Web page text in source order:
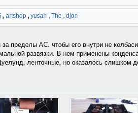
, artshop , yusah , The , djon
пределы АС. чтобы его внутри не
развязки. В нем применены
ленточные, но оказалось слишком